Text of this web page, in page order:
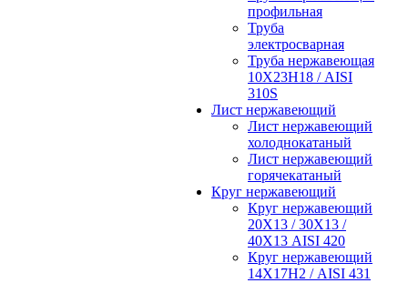
профильная
Труба
электросварная
Труба нержавеющая
10Х23Н18 / AISI
310S
Лист нержавеющий
Лист нержавеющий
холоднокатаный
Лист нержавеющий
горячекатаный
Круг нержавеющий
Круг нержавеющий
20Х13 / 30Х13 /
40Х13 AISI 420
Круг нержавеющий
14Х17Н2 / AISI 431